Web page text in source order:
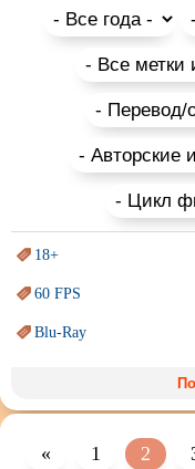
18+
60 FPS
Blu-Ray
Sci-Fi (Научная
Авангард и
« 1 2